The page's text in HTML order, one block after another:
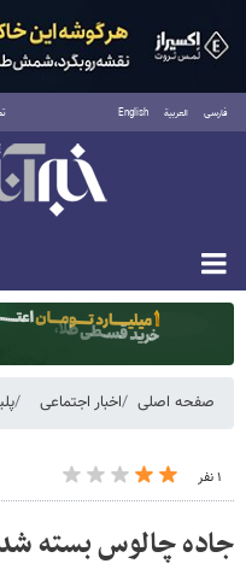
فارسی العربية English
دوشنبه ۱۹ مرداد ۱۴۰۵
صفحه اصلی اخبار اجتماعی
۱ نفر
جاده چالوس بسته